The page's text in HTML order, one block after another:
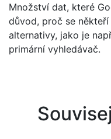
Množství dat, které
důvod, proč se
alternativy, jako je
primární vyhledávač.